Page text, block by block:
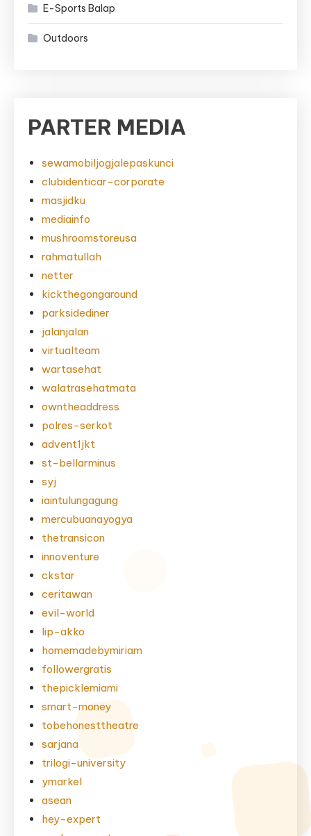
E-Sports Balap
Outdoors
PARTER MEDIA
sewamobiljogjalepaskunci
clubidenticar-corporate
masjidku
mediainfo
mushroomstoreusa
rahmatullah
netter
kickthegongaround
parksidediner
jalanjalan
virtualteam
wartasehat
walatrasehatmata
owntheaddress
polres-serkot
advent1jkt
st-bellarminus
syj
iaintulungagung
mercubuanayogya
thetransicon
innoventure
ckstar
ceritawan
evil-world
lip-akko
homemadebymiriam
followergratis
thepicklemiami
smart-money
tobehonesttheatre
sarjana
trilogi-university
ymarkel
asean
hey-expert